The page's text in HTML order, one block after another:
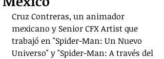
Cruz Contreras, un animador
mexicano y Senior CFX Artist que
trabajó en "Spider-Man: Un Nuevo
Universo" y "Spider-Man: A través del